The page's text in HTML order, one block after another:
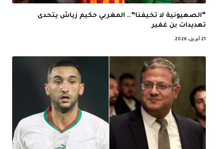
“الصهيونية لا تخيفنا”.. المغربي حكيم زياش يتحدى
تهديدات بن غفير
21 أبريل، 2026